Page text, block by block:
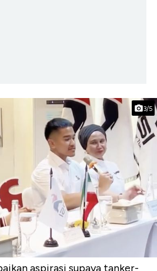
3/5
aspirasi supaya tanker-